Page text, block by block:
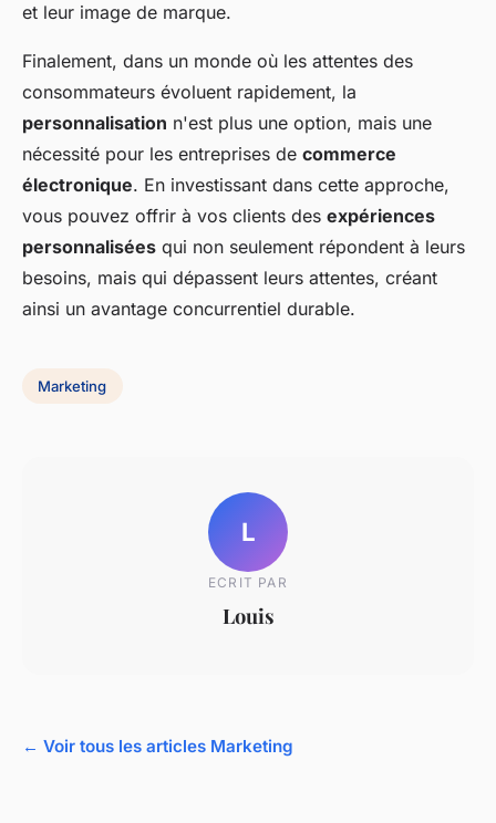
et leur image de marque.
Finalement, dans un monde où les attentes des
consommateurs évoluent rapidement, la
personnalisation n'est plus une option, mais une
nécessité pour les entreprises de commerce
électronique. En investissant dans cette approche,
vous pouvez offrir à vos clients des expériences
personnalisées qui non seulement répondent à leurs
besoins, mais qui dépassent leurs attentes, créant
ainsi un avantage concurrentiel durable.
Marketing
L
ECRIT PAR
Louis
← Voir tous les articles Marketing